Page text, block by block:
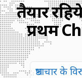
तैयार
प्रथम
भ्रष्टाचार के